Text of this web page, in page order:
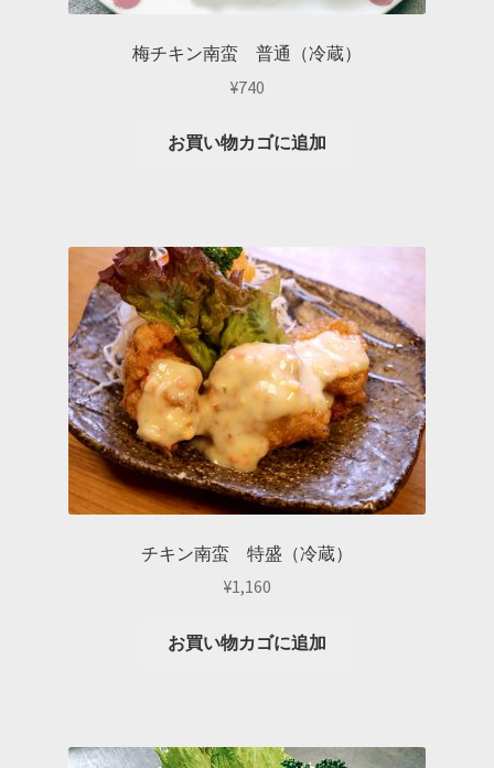
梅チキン南蛮 普通（冷蔵）
¥740
お買い物カゴに追加
チキン南蛮 特盛（冷蔵）
¥1,160
お買い物カゴに追加